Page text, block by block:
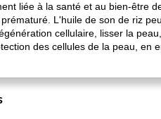
liée à la santé et au bien-être
L'huile de son de riz
cellulaire, lisser la
des cellules de la peau,